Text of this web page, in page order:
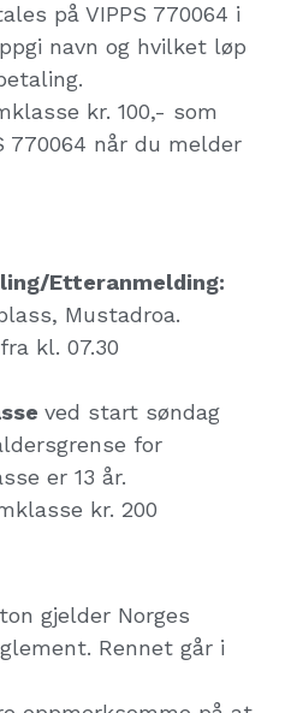
på VIPPS 770064 i
navn og hvilket løp
kr. 100,- som
770064 når du melder
Etteranmelding:
Mustadroa.
kl. 07.30
ved start søndag
for
er 13 år.
kr. 200
gjelder Norges
Rennet går i